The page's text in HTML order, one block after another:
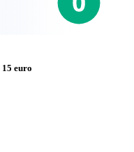
15 euro